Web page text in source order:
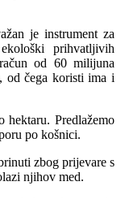
je instrument za
prihvatljivih
od 60 milijuna
od čega koristi ima i
hektaru. Predlažemo
po košnici.
zbog prijevare s
njihov med.